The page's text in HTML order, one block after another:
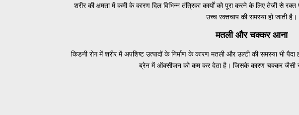
शरीर की क्षमता में कमी के कारण दिल विभिन्न तंत्रिका कार्यों को पूरा करने के लिए तेजी से
उच्च रक्तचाप की समस्या हो जाती है।
मतली और चक्कर आना
किडनी रोग में शरीर में अपशिष्ट उत्पादों के निर्माण के कारण मतली और उल्टी की समस्या भी
ब्रेन में ऑक्सीजन को कम कर देता है। जिसके कारण चक्कर जैसी